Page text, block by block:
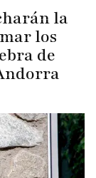
la
los
de